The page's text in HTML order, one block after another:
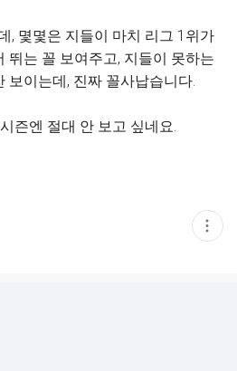
, 몇몇은 지들이 마치 리그 1위가
뛰는 꼴 보여주고, 지들이 못하는
보이는데, 진짜 꼴사납습니다.
즌엔 절대 안 보고 싶네요.
현
재